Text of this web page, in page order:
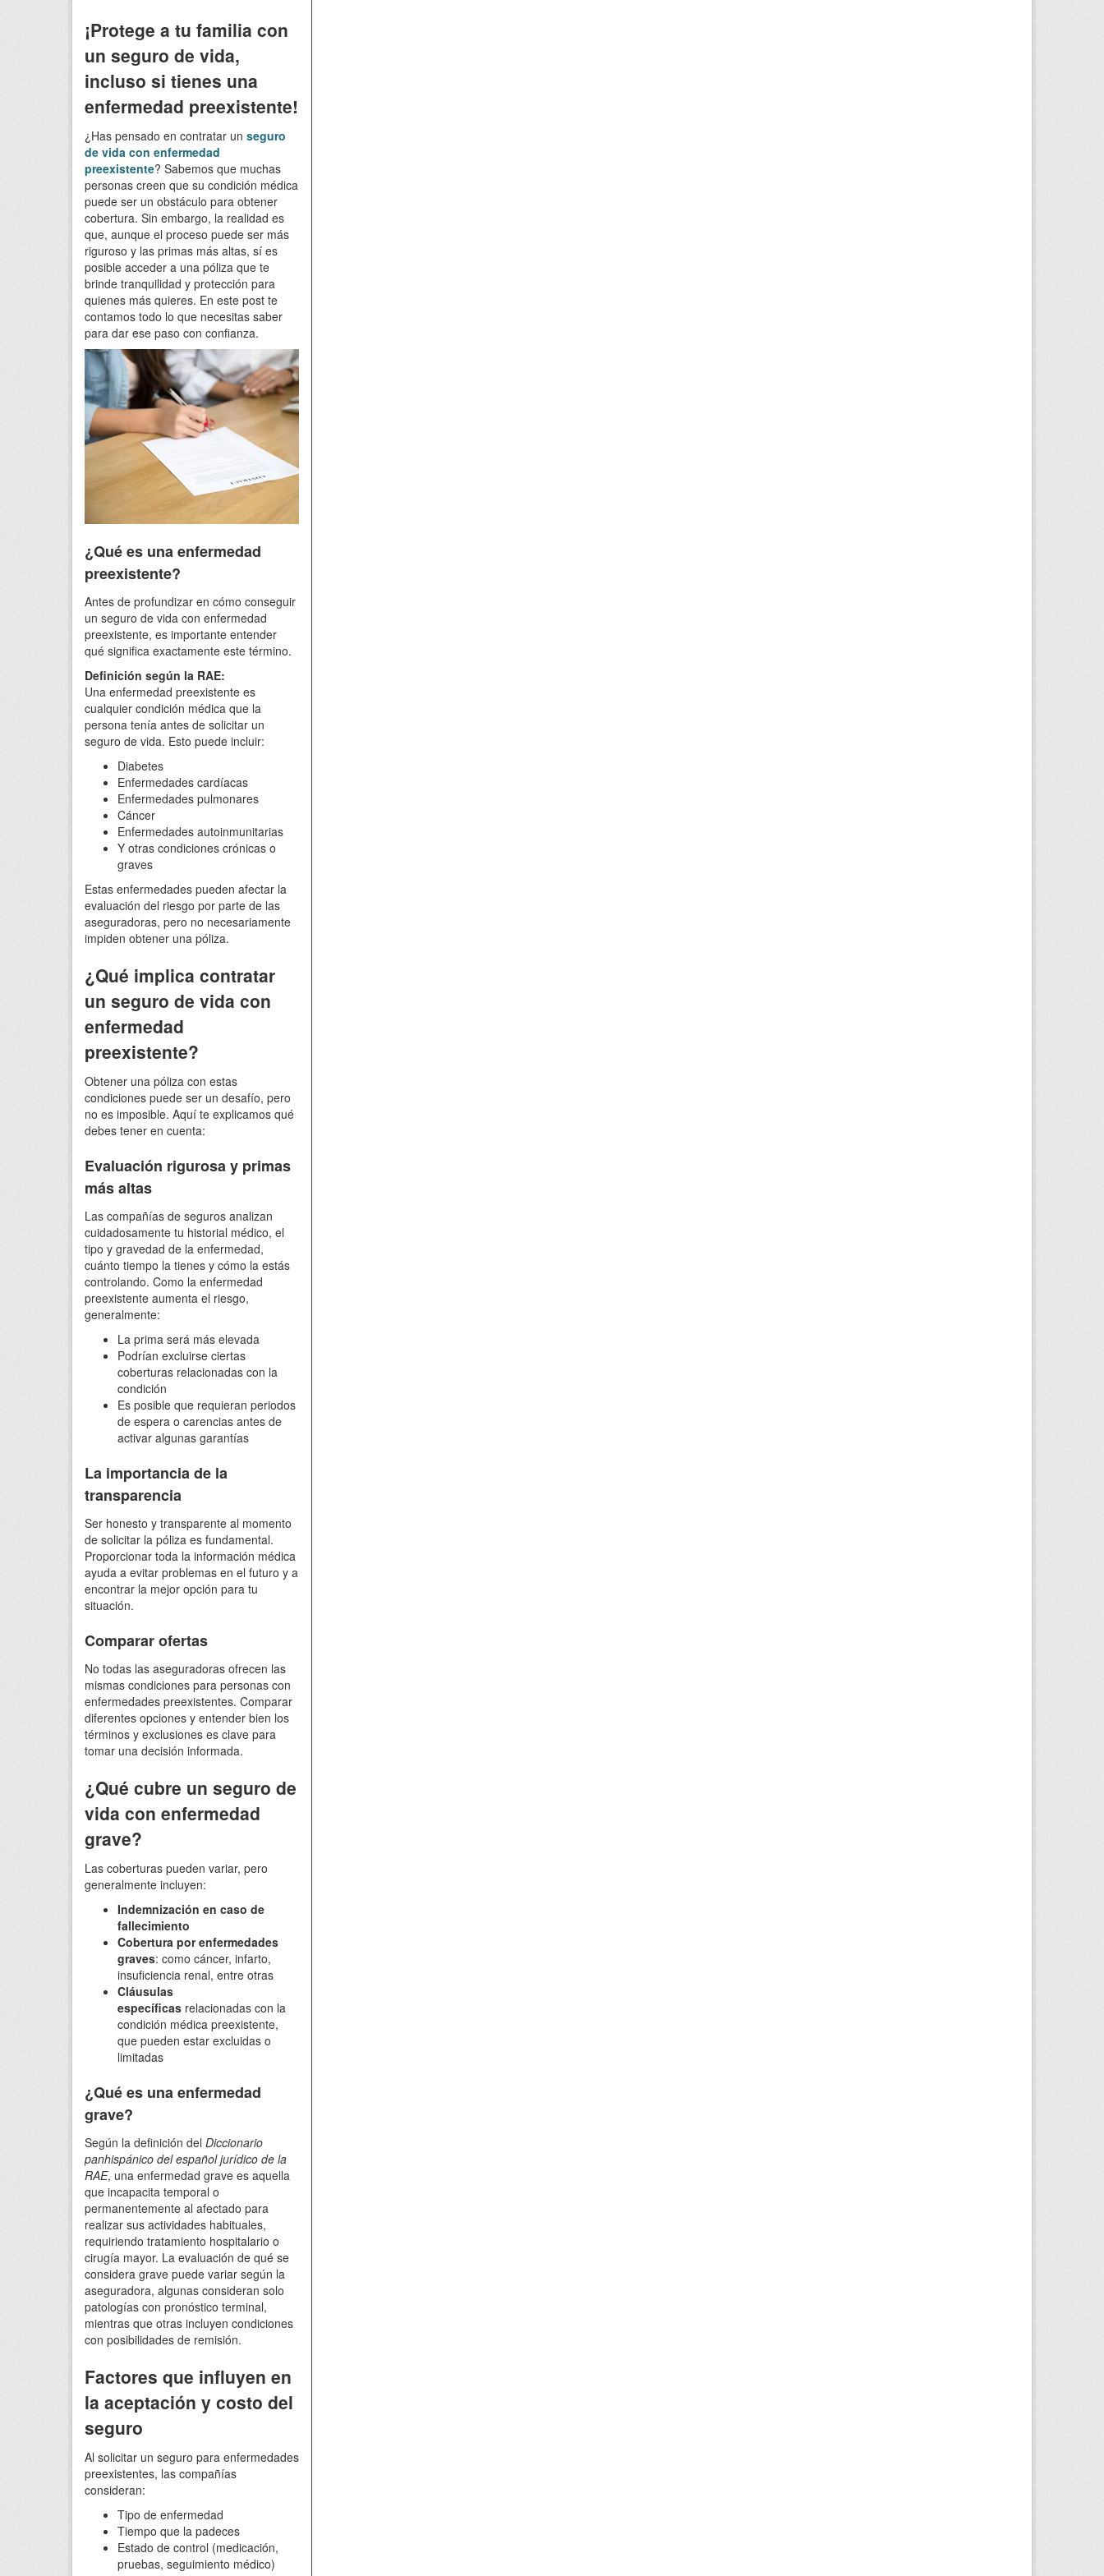
¡Protege a tu familia con
un seguro de vida,
incluso si tienes una
enfermedad preexistente!
¿Has pensado en contratar un seguro
de vida con enfermedad
preexistente? Sabemos que muchas
personas creen que su condición médica
puede ser un obstáculo para obtener
cobertura. Sin embargo, la realidad es
que, aunque el proceso puede ser más
riguroso y las primas más altas, sí es
posible acceder a una póliza que te
brinde tranquilidad y protección para
quienes más quieres. En este post te
contamos todo lo que necesitas saber
para dar ese paso con confianza.
¿Qué es una enfermedad
preexistente?
Antes de profundizar en cómo conseguir
un seguro de vida con enfermedad
preexistente, es importante entender
qué significa exactamente este término.
Definición según la RAE:
Una enfermedad preexistente es
cualquier condición médica que la
persona tenía antes de solicitar un
seguro de vida. Esto puede incluir:
Diabetes
Enfermedades cardíacas
Enfermedades pulmonares
Cáncer
Enfermedades autoinmunitarias
Y otras condiciones crónicas o
graves
Estas enfermedades pueden afectar la
evaluación del riesgo por parte de las
aseguradoras, pero no necesariamente
impiden obtener una póliza.
¿Qué implica contratar
un seguro de vida con
enfermedad
preexistente?
Obtener una póliza con estas
condiciones puede ser un desafío, pero
no es imposible. Aquí te explicamos qué
debes tener en cuenta:
Evaluación rigurosa y primas
más altas
Las compañías de seguros analizan
cuidadosamente tu historial médico, el
tipo y gravedad de la enfermedad,
cuánto tiempo la tienes y cómo la estás
controlando. Como la enfermedad
preexistente aumenta el riesgo,
generalmente:
La prima será más elevada
Podrían excluirse ciertas
coberturas relacionadas con la
condición
Es posible que requieran periodos
de espera o carencias antes de
activar algunas garantías
La importancia de la
transparencia
Ser honesto y transparente al momento
de solicitar la póliza es fundamental.
Proporcionar toda la información médica
ayuda a evitar problemas en el futuro y a
encontrar la mejor opción para tu
situación.
Comparar ofertas
No todas las aseguradoras ofrecen las
mismas condiciones para personas con
enfermedades preexistentes. Comparar
diferentes opciones y entender bien los
términos y exclusiones es clave para
tomar una decisión informada.
¿Qué cubre un seguro de
vida con enfermedad
grave?
Las coberturas pueden variar, pero
generalmente incluyen:
Indemnización en caso de
fallecimiento
Cobertura por enfermedades
graves: como cáncer, infarto,
insuficiencia renal, entre otras
Cláusulas
específicas relacionadas con la
condición médica preexistente,
que pueden estar excluidas o
limitadas
¿Qué es una enfermedad
grave?
Según la definición del Diccionario
panhispánico del español jurídico de la
RAE, una enfermedad grave es aquella
que incapacita temporal o
permanentemente al afectado para
realizar sus actividades habituales,
requiriendo tratamiento hospitalario o
cirugía mayor. La evaluación de qué se
considera grave puede variar según la
aseguradora, algunas consideran solo
patologías con pronóstico terminal,
mientras que otras incluyen condiciones
con posibilidades de remisión.
Factores que influyen en
la aceptación y costo del
seguro
Al solicitar un seguro para enfermedades
preexistentes, las compañías
consideran:
Tipo de enfermedad
Tiempo que la padeces
Estado de control (medicación,
pruebas, seguimiento médico)